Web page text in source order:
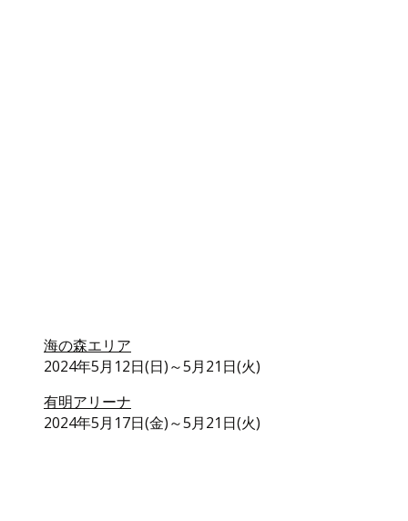
海の森エリア
2024年5月12日(日)～5月21日(火)
有明アリーナ
2024年5月17日(金)～5月21日(火)